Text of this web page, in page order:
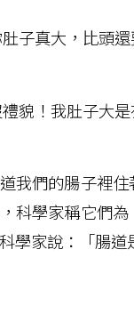
子真大，比頭還
貌！我肚子大
我們的腸子裡住
科學家稱它們
學家說：「腸道